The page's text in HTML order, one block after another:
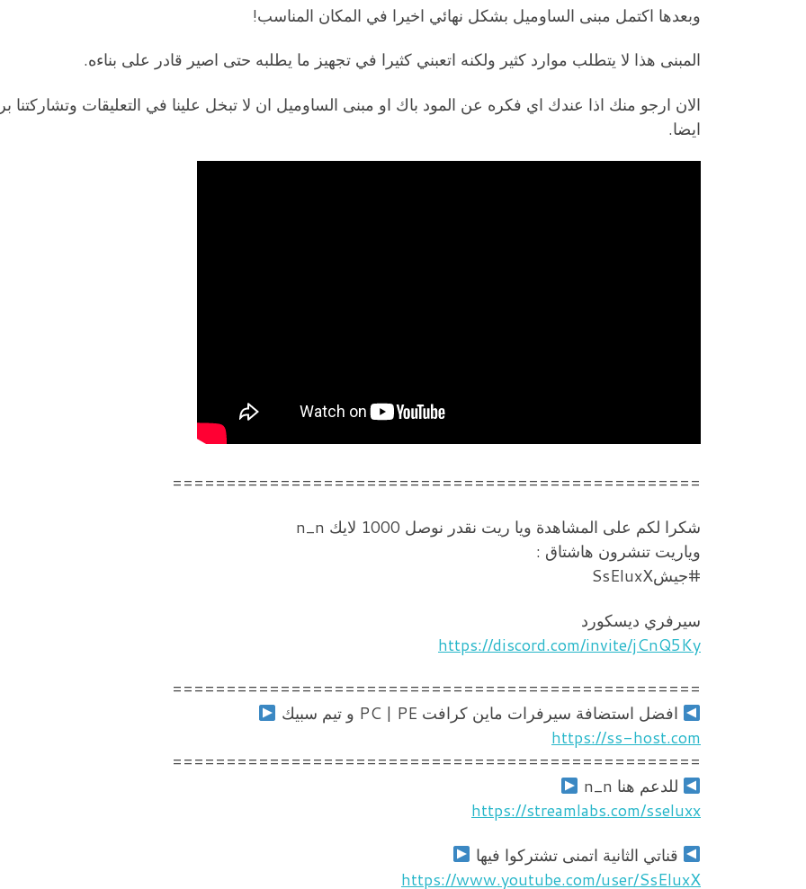
وبعدها اكتمل مبنى الساوميل بشكل نهائي اخيرا في المكان المناسب!
المبنى هذا لا يتطلب موارد كثير ولكنه اتعبني كثيرا في تجهيز ما يطلبه حتى اصير قادر على بناءه.
الان ارجو منك اذا عندك اي فكره عن المود باك او مبنى الساوميل ان لا تبخل علينا في التعليقات وتشاركتنا
ايضا.
=================================================
شكرا لكم على المشاهدة ويا ريت نقدر نوصل 1000 لايك n_n
وياريت تنشرون هاشتاق :
#جيشSsEluxX
سيرفري ديسكورد
https://discord.com/invite/jCnQ5Ky
=================================================
افضل استضافة سيرفرات ماين كرافت PC | PE و تيم سبيك
https://ss-host.com
=================================================
للدعم هنا n_n
https://streamlabs.com/sseluxx
قناتي الثانية اتمنى تشتركوا فيها
https://www.youtube.com/user/SsEluxX